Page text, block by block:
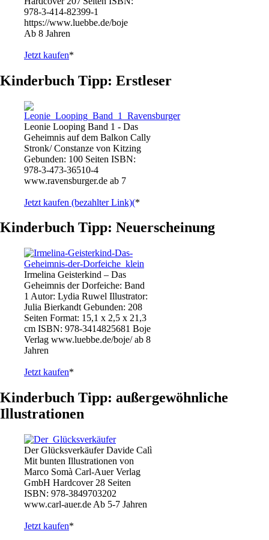
978-3-414-82399-1
https://www.luebbe.de/boje
Ab 8 Jahren
Jetzt kaufen*
Kinderbuch Tipp: Erstleser
Leonie Looping Band 1 - Das
Geheimnis auf dem Balkon Cally
Stronk/ Constanze von Kitzing
Gebunden: 100 Seiten ISBN:
978-3-473-36510-4
www.ravensburger.de ab 7
Jetzt kaufen (bezahlter Link)(*
Kinderbuch Tipp: Neuerscheinung
Irmelina Geisterkind – Das
Geheimnis der Dorfeiche: Band
1 Autor: Lydia Ruwel Illustrator:
Julia Bierkandt Gebunden: 208
Seiten Format: 15,1 x 2,5 x 21,3
cm ISBN: 978-3414825681 Boje
Verlag www.luebbe.de/boje/ ab 8
Jahren
Jetzt kaufen*
Kinderbuch Tipp: außergewöhnliche
Illustrationen
Der Glücksverkäufer Davide Calì
Mit bunten Illustrationen von
Marco Somà Carl-Auer Verlag
GmbH Hardcover 28 Seiten
ISBN: 978-3849703202
www.carl-auer.de Ab 5-7 Jahren
Jetzt kaufen*